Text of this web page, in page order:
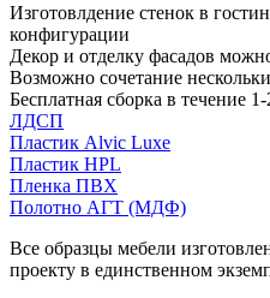
Изготовлдение стенок в
конфигурации
Декор и отделку фасадов
Возможно сочетание
Бесплатная сборка в течение
ЛДСП
Пластик Alvic Luxe
Пластик HPL
Пленка ПВХ
Полотно АГТ (МДФ)
Все образцы мебели
проекту в единственном